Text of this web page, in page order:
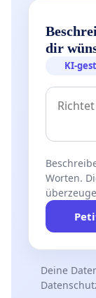
dir
KI-
Worten.
Deine